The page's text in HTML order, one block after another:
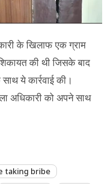
के खिलाफ एक ग्राम
की थी जिसके बाद
ये कार्रवाई की।
अधिकारी को अपने साथ
taking bribe